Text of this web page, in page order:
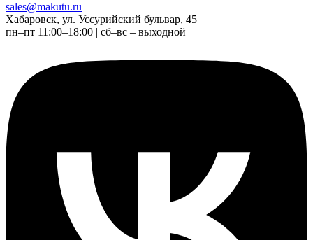
sales@makutu.ru
Хабаровск, ул. Уссурийский бульвар, 45
пн–пт 11:00–18:00 | сб–вс – выходной